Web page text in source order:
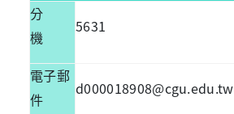
分
機
5631
電子郵
件
d000018908@cgu.edu.tw